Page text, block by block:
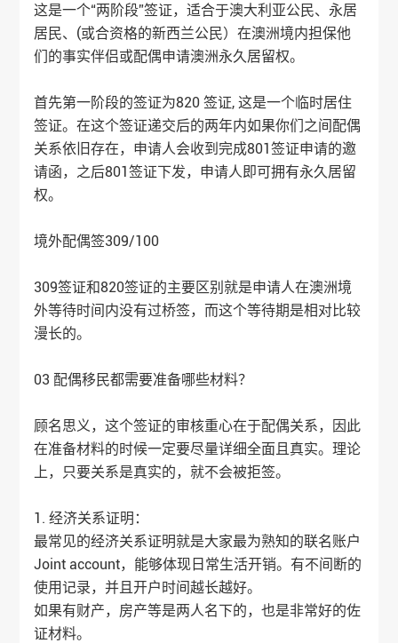
这是一个“两阶段”签证，适合于澳大利亚公民、永居
居民、(或合资格的新西兰公民）在澳洲境内担保他
们的事实伴侣或配偶申请澳洲永久居留权。
首先第一阶段的签证为820 签证, 这是一个临时居住
签证。在这个签证递交后的两年内如果你们之间配偶
关系依旧存在，申请人会收到完成801签证申请的邀
请函，之后801签证下发，申请人即可拥有永久居留
权。
境外配偶签309/100
309签证和820签证的主要区别就是申请人在澳洲境
外等待时间内没有过桥签，而这个等待期是相对比较
漫长的。
03 配偶移民都需要准备哪些材料？
顾名思义，这个签证的审核重心在于配偶关系，因此
在准备材料的时候一定要尽量详细全面且真实。理论
上，只要关系是真实的，就不会被拒签。
1. 经济关系证明：
最常见的经济关系证明就是大家最为熟知的联名账户
Joint account，能够体现日常生活开销。有不间断的
使用记录，并且开户时间越长越好。
如果有财产，房产等是两人名下的，也是非常好的佐
证材料。